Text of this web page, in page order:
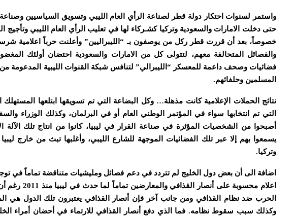
واستمر لسنوات احتكار دولة قطر لصناعة الرأي العام الليبي وتسويق السياسيين وصناعة
حتى دخلت الامارات والسعودية وتركيا كشـركاء لها في تعليب الرأي العام الليبي وتأجيج
خصوصاً، بعد أن قررت قطر ركل من يوصفون بـ “الليبراليين” وأعلنت حرباً اعلامية
والفصائل المتحالفة معهم، لتتولى كل من الامارات والسعودية احتضان أولئك
فضائيات وصحف داعمة للمعسكر “الليبرالي” لتنافس شبكة القنوات الليبية المدعومة
المسلمين وحلفائهم.
نتائج الحملات الإعلامية كانت مذهلة… وكل البضاعة التي تم تسويقها ابتلعها
التي تم انتخابها سواء في المؤتمر الوطني العام أو في البرلمان، وكذلك الوزراء
أصبحوا من الشخصيات المؤثرة في صناعة القرار في ليبيا، كانوا من انتاج تلك الآلة
يسمعوا بهم إلا عبر تلك الفضائيات الموجهة للشارع الليبي، وأغلبها تبث من خارج
وتركيا.
اضافة الى أن بعض دول الخليج لم تتردد في دعم فصائل ومليشيات متناقضة تماماً في
اعلام محسوبة
الحرب ضد نظام القذافي ومن جانب آخر فإن أنصار القذافي يعتبرون تلك الدول هي
وكذلك سبب سقوط نظامه. فما الذي دفع أنصار القذافي للارتماء في أحضان أمراء